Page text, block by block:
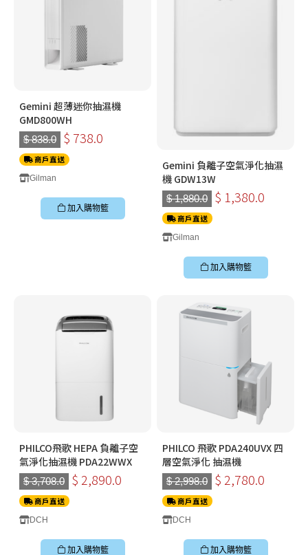
Gemini 超薄迷你抽濕機
GMD800WH
$ 838.0 $ 738.0
商戶直送
Gilman
加入購物籃
Gemini 負離子空氣淨化抽濕
機 GDW13W
$ 1,880.0 $ 1,380.0
商戶直送
Gilman
加入購物籃
PHILCO飛歌 HEPA 負離子空
氣淨化抽濕機 PDA22WWX
$ 3,708.0 $ 2,890.0
商戶直送
DCH
加入購物籃
PHILCO 飛歌 PDA240UVX 四
層空氣淨化 抽濕機
$ 2,998.0 $ 2,780.0
商戶直送
DCH
加入購物籃